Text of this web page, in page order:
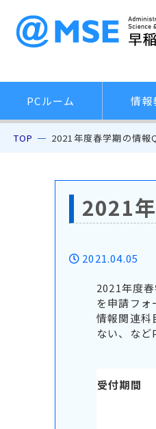
PCルーム 情報
TOP 2021年度春学期の情報
2021
2021.04.05
2021年度
を申請フォ
情報関連科
ない、など
受付期間